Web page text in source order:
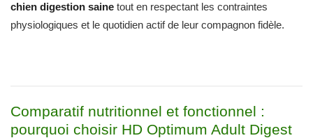
chien digestion saine tout en respectant les contraintes
physiologiques et le quotidien actif de leur compagnon fidèle.
Comparatif nutritionnel et fonctionnel :
pourquoi choisir HD Optimum Adult Digest